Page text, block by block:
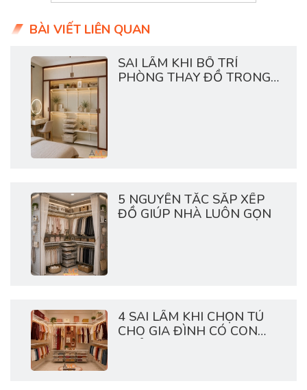
BÀI VIẾT LIÊN QUAN
SAI LẦM KHI BỐ TRÍ
PHÒNG THAY ĐỒ TRONG
5 NGUYÊN TẮC SẮP XẾP
ĐỒ GIÚP NHÀ LUÔN GỌN
4 SAI LẦM KHI CHỌN TỦ
CHO GIA ĐÌNH CÓ CON